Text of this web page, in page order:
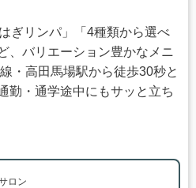
ぎリンパ」「4種類から選べ
、バリエーション豊かなメニ
・高田馬場駅から徒歩30秒と
勤・通学途中にもサッと立ち
ロン